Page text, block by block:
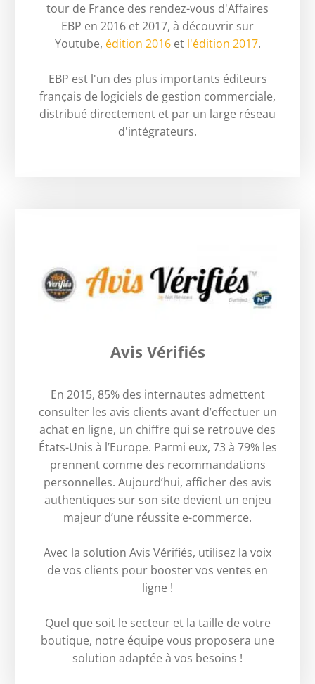
tour de France des rendez-vous d'Affaires
EBP en 2016 et 2017, à découvrir sur
Youtube, édition 2016et l'édition 2017.
EBP est l'un des plus importants éditeurs
français de logiciels de gestion commerciale,
distribué directement et par un large réseau
d'intégrateurs.
Avis Vérifiés
En 2015, 85% des internautes admettent
consulter les avis clients avant d’effectuer un
achat en ligne, un chiffre qui se retrouve des
États-Unis à l’Europe. Parmi eux, 73 à 79% les
prennent comme des recommandations
personnelles. Aujourd’hui, afficher des avis
authentiques sur son site devient un enjeu
majeur d’une réussite e-commerce.
Avec la solution Avis Vérifiés, utilisez la voix
de vos clients pour booster vos ventes en
ligne !
Quel que soit le secteur et la taille de votre
boutique, notre équipe vous proposera une
solution adaptée à vos besoins !